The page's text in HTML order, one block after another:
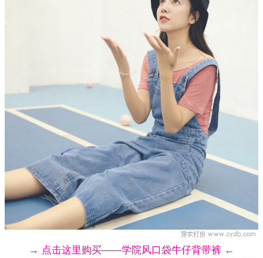
→ 点击这里购买——学院风口袋牛仔背带裤 ←